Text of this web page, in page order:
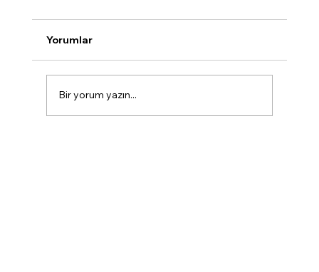
Yorumlar
Bir yorum yazın...